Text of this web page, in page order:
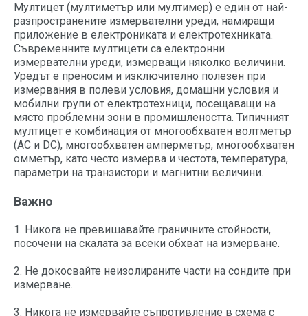
Мултицет (мултиметър или мултимер) е един от най-
разпространените измервателни уреди, намиращи
приложение в електрониката и електротехниката.
Съвременните мултицети са електронни
измервателни уреди, измерващи няколко величини.
Уредът е преносим и изключително полезен при
измервания в полеви условия, домашни условия и
мобилни групи от електротехници, посещаващи на
място проблемни зони в промишлеността. Типичният
мултицет е комбинация от многообхватен волтметър
(AC и DC), многообхватен амперметър, многообхватен
омметър, като често измерва и честота, температура,
параметри на транзистори и магнитни величини.
Важно
1. Никога не превишавайте граничните стойности,
посочени на скалата за всеки обхват на измерване.
2. Не докосвайте неизолираните части на сондите при
измерване.
3. Никога не измервайте съпротивление в схема с